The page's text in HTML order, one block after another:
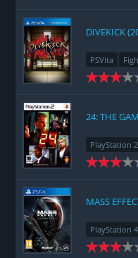
DIVEKICK
PSVita
24: THE
PlayStation 2
MASS
PlayStation 4